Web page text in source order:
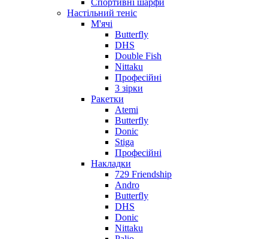
Спортивні шарфи
Настільний теніс
М'ячі
Butterfly
DHS
Double Fish
Nittaku
Професійні
3 зірки
Ракетки
Atemi
Butterfly
Donic
Stiga
Професійні
Накладки
729 Friendship
Andro
Butterfly
DHS
Donic
Nittaku